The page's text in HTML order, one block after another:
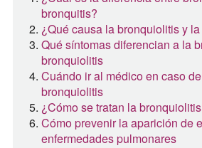
bronquitis?
¿Qué causa la bronquiolitis y
Qué síntomas diferencian a la
bronquiolitis
Cuándo ir al médico en caso
bronquiolitis
¿Cómo se tratan la
Cómo prevenir la aparición de
enfermedades pulmonares